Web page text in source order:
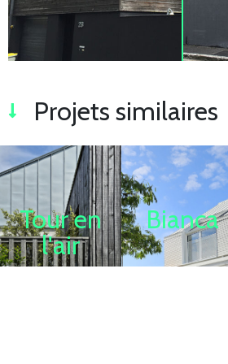
Projets similaires
Tour en
l'air
Bianca